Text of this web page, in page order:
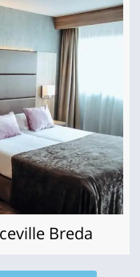
Breda